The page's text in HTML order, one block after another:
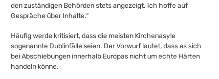
den zuständigen Behörden stets angezeigt. Ich hoffe auf
Gespräche über Inhalte.“
Häufig werde kritisiert, dass die meisten Kirchenasyle
sogenannte Dublinfälle seien. Der Vorwurf lautet, dass es sich
bei Abschiebungen innerhalb Europas nicht um echte Härten
handeln könne.